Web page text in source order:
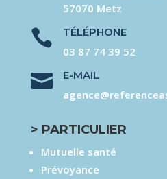
57070 Metz
 TÉLÉPHONE
03 87 74 39 52
 E-MAIL
> PARTICULIER
Mutuelle santé
Prévoyance